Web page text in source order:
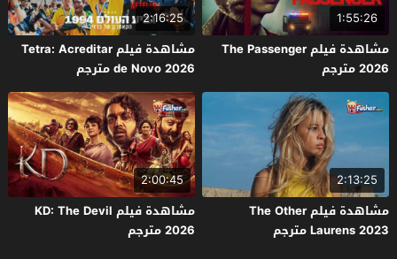
1:55:26
مشاهدة فيلم The Passenger
2026 مترجم
2:16:25
مشاهدة فيلم Tetra: Acreditar
de Novo 2026 مترجم
2:13:25
مشاهدة فيلم The Other
Laurens 2023 مترجم
2:00:45
مشاهدة فيلم KD: The Devil
2026 مترجم